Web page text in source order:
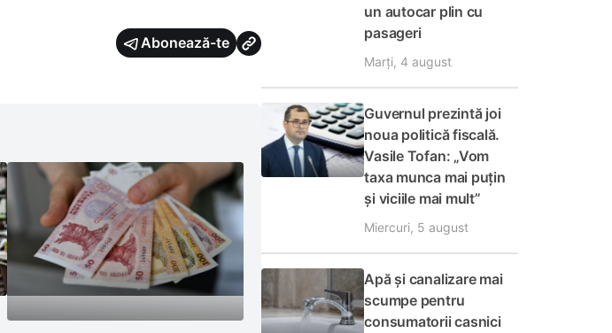
Abonează-te
un autocar plin cu
pasageri
Marți, 4 august
Guvernul prezintă joi
noua politică fiscală.
Vasile Tofan: „Vom
taxa munca mai puțin
și viciile mai mult”
Miercuri, 5 august
Apă și canalizare mai
scumpe pentru
consumatorii casnici